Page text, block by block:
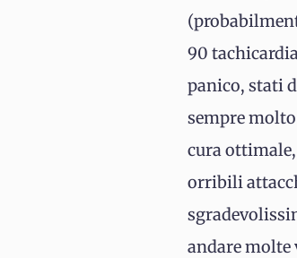
90
panico, stati
sempre
cura
orribili
andare molte